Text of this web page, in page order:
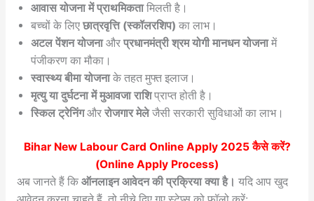
आवास योजना में प्राथमिकतामिलती है।
बच्चों के लिए छात्रवृत्ति (स्कॉलरशिप) का लाभ।
अटल पेंशन योजनाऔर प्रधानमंत्री श्रम योगी मानधन योजनामें
पंजीकरण का मौका।
स्वास्थ्य बीमा योजनाके तहत मुफ्त इलाज।
मृत्यु या दुर्घटना में मुआवजा राशिप्राप्त होती है।
स्किल ट्रेनिंगऔर रोजगार मेलेजैसी सरकारी सुविधाओं का लाभ।
Bihar New Labour Card Online Apply 2025कैसे करें?
(Online Apply Process)
अब जानते हैं कि ऑनलाइन आवेदन की प्रक्रिया क्या है। यदि आप खुद